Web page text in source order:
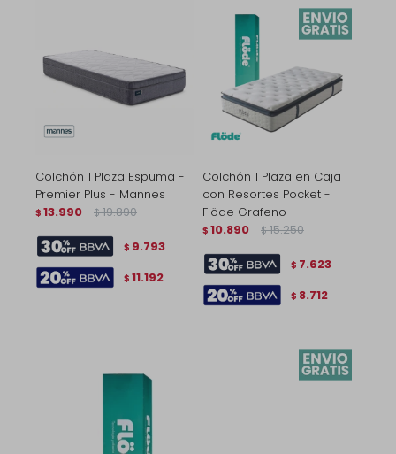
Colchón 1 Plaza Espuma -
Premier Plus - Mannes
$ 13.990 $ 19.890
$ 9.793
$ 11.192
Colchón 1 Plaza en Caja
con Resortes Pocket -
Flöde Grafeno
$ 10.890 $ 15.250
$ 7.623
$ 8.712